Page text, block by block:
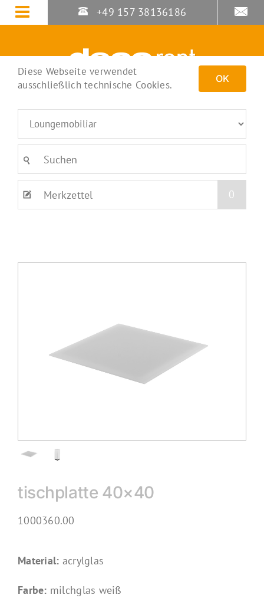
Zum
Inhalt
+49 157 38136186
Merkzettel 0
tischplatte 40×40
1000360.00
Material: acrylglas
Farbe: milchglas weiß
Diese Webseite verwendet
ausschließlich technische Cookies.
OK